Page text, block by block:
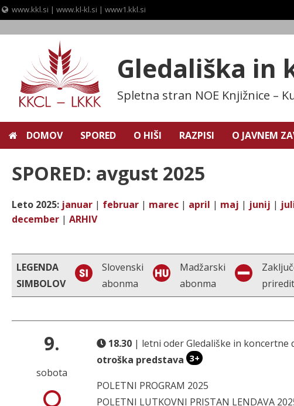
www.kkl.si | www.kl-kl.si | www1.kkl.si
Gledališka in
Spletna stran NOE Knjižnice –
DOMOV SPORED O HIŠI RAZPISI O JAVNEM
SPORED: avgust 2025
Leto 2025: januar | februar | marec | april | maj | junij |
december | ARHIV
LEGENDA
SIMBOLOV
Slovenski
abonma
Madžarski
abonma
9.
sobota
18.30 | letni oder Gledališke in koncertne
otroška predstava 3+
POLETNI PROGRAM 2025
POLETNI LUTKOVNI PRISTAN LENDAVA